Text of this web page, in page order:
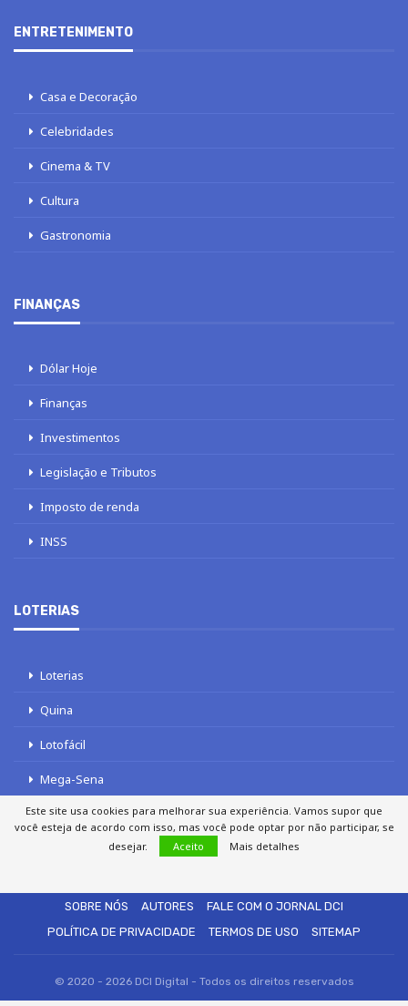
ENTRETENIMENTO
Casa e Decoração
Celebridades
Cinema & TV
Cultura
Gastronomia
FINANÇAS
Dólar Hoje
Finanças
Investimentos
Legislação e Tributos
Imposto de renda
INSS
LOTERIAS
Loterias
Quina
Lotofácil
Mega-Sena
Tele sena
SOBRE NÓS AUTORES
FALE COM O JORNAL DCI
POLÍTICA DE PRIVACIDADE
TERMOS DE USO SITEMAP
© 2020 - 2026 DCI Digital - Todos os direitos reservados
Este site usa cookies para melhorar sua experiência. Vamos supor que
você esteja de acordo com isso, mas você pode optar por não participar, se
desejar.
Aceito Mais detalhes